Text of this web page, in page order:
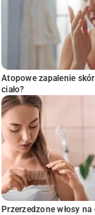
Atopowe zapalenie
ciało?
Przerzedzone włosy